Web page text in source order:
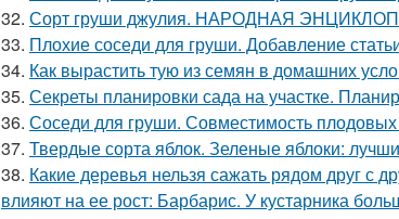
32. Сорт груши джулия. НАРОДНАЯ
33. Плохие соседи для груши. Добавление
34. Как вырастить тую из семян в домашних
35. Секреты планировки сада на участке.
36. Соседи для груши. Совместимость
37. Твердые сорта яблок. Зеленые яблоки:
38. Какие деревья нельзя сажать рядом друг с
влияют на ее рост: Барбарис. У кустарника